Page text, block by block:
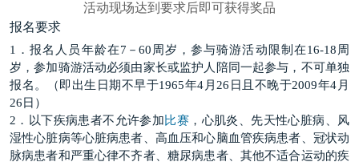
活动现场达到要求后即可获得奖品
报名要求
1．报名人员年龄在7－60周岁，参与骑游活动限制在16-18周
岁，参加骑游活动必须由家长或监护人陪同一起参与，不可单独
报名。（即出生日期不早于1965年4月26日且不晚于2009年4月
26日）
2．以下疾病患者不允许参加比赛 ，心肌炎、先天性心脏病、风
湿性心脏病等心脏病患者、高血压和心脑血管疾病患者、冠状动
脉病患者和严重心律不齐者、糖尿病患者、其他不适合运动的疾